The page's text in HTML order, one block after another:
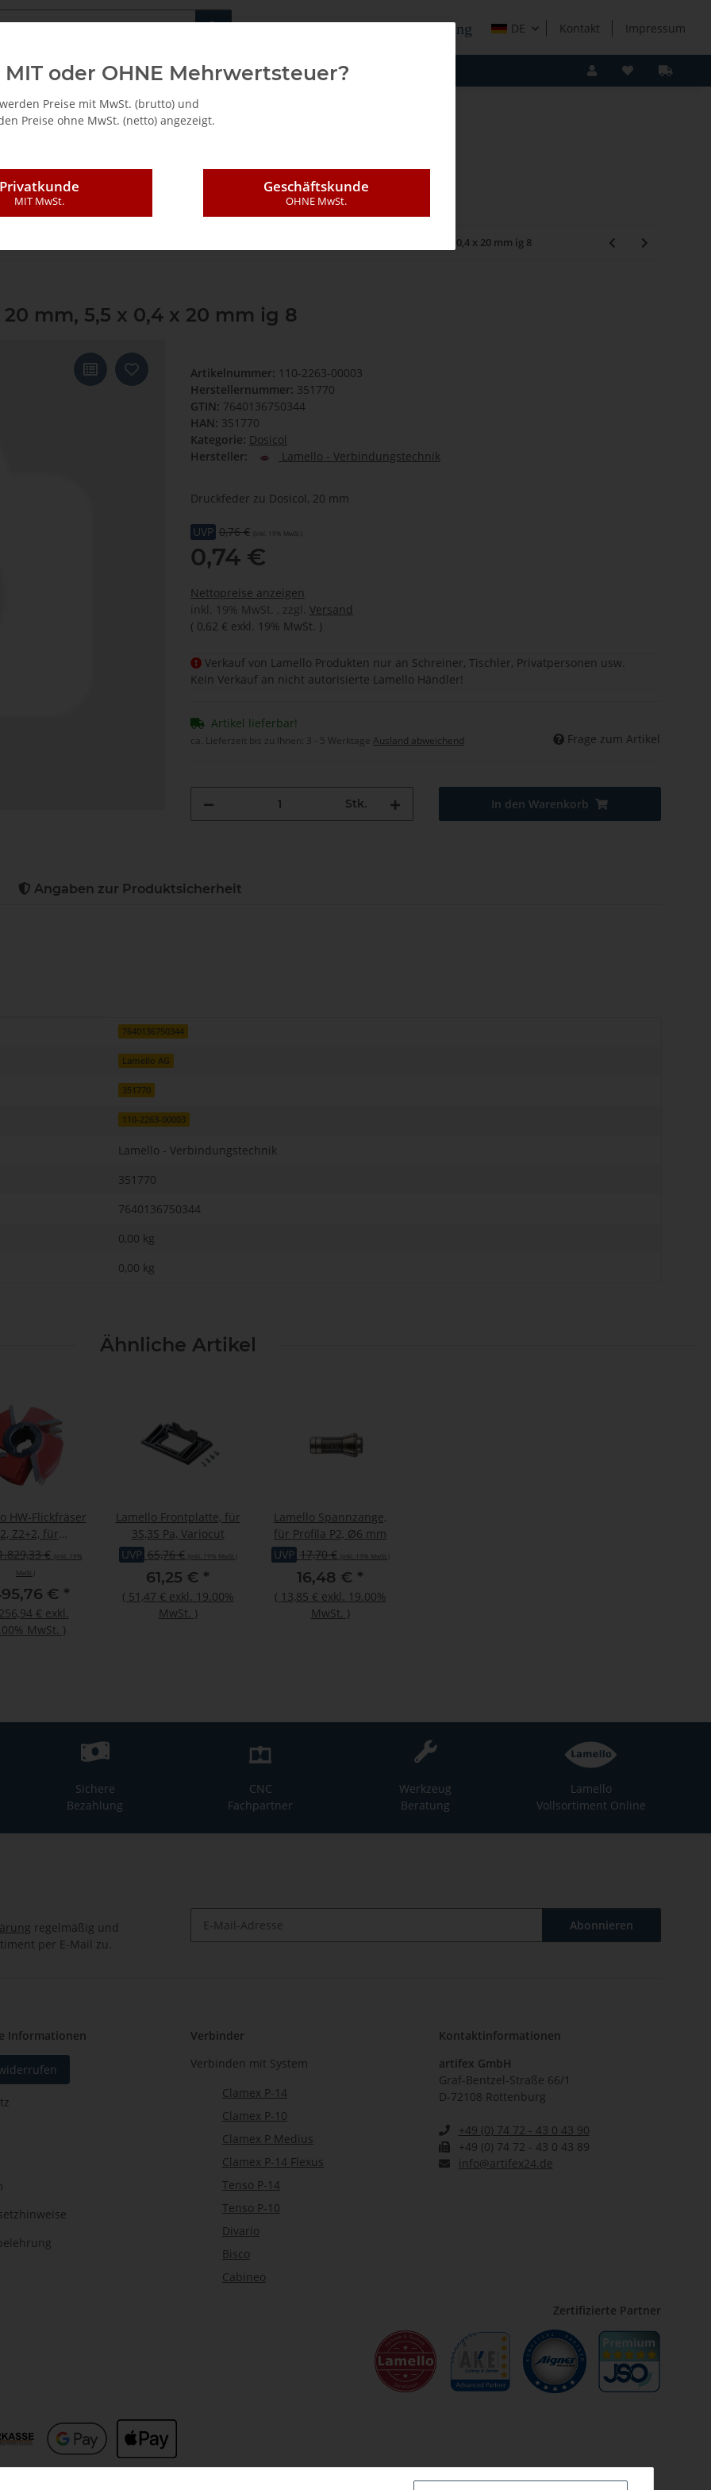
Fachshop für die Holzverarbeitung DE Kontakt Impressum
/ Mietkauf
Lamello Druckfeder zu Dosicol, 20 mm, 5,5 x 0,4 x 20 mm ig 8
mm, 5,5 x 0,4 x 20 mm ig 8
Artikelnummer: 110-2263-00003
Herstellernummer: 351770
GTIN: 7640136750344
HAN: 351770
Kategorie: Dosicol
Hersteller:
Lamello - Verbindungstechnik
Druckfeder zu Dosicol, 20 mm
UVP 0,76 € (inkl. 19% MwSt.)
0,74 €
Nettopreise anzeigen
inkl. 19% MwSt. , zzgl. Versand
( 0,62 € exkl. 19% MwSt. )
Verkauf von Lamello Produkten nur an Schreiner, Tischler, Privatpersonen usw.
Kein Verkauf an nicht autorisierte Lamello Händler!
Artikel lieferbar!
ca. Lieferzeit bis zu Ihnen: 3 - 5 Werktage Ausland abweichend Frage zum Artikel
Stk. In den Warenkorb
Angaben zur Produktsicherheit
7640136750344
Lamello AG
351770
110-2263-00003
Lamello - Verbindungstechnik
351770
7640136750344
0,00 kg
0,00 kg
Ähnliche Artikel
HW-Flickfräser
Z2+2, für
20 (2x 2er
€
(inkl. 19%
MwSt.)
€ *
€ exkl.
MwSt. )
Lamello Frontplatte, für
3S,3S Pa, Variocut
UVP 65,76 € (inkl. 19% MwSt.)
61,25 € *
( 51,47 € exkl. 19.00%
MwSt. )
Lamello Spannzange,
für Profila P2, Ø6 mm
UVP 17,70 € (inkl. 19% MwSt.)
16,48 € *
( 13,85 € exkl. 19.00%
MwSt. )
Sichere
Bezahlung
CNC
Fachpartner
Werkzeug
Beratung
Lamello
Vollsortiment Online
regelmäßig und
per E-Mail zu.
Abonnieren
Informationen
Verbinder
Verbinden mit System
Clamex P-14
Clamex P-10
Clamex P Medius
Clamex P-14 Flexus
Tenso P-14
Tenso P-10
Divario
Bisco
Cabineo
Kontaktinformationen
artifex GmbH
Graf-Bentzel-Straße 66/1
D-72108 Rottenburg
+49 (0) 74 72 - 43 0 43 90
+49 (0) 74 72 - 43 0 43 89
info@artifex24.de
Zertifizierte Partner
MIT oder OHNE Mehrwertsteuer?
Preise mit MwSt. (brutto) und
Preise ohne MwSt. (netto) angezeigt.
Privatkunde
MIT MwSt.
Geschäftskunde
OHNE MwSt.